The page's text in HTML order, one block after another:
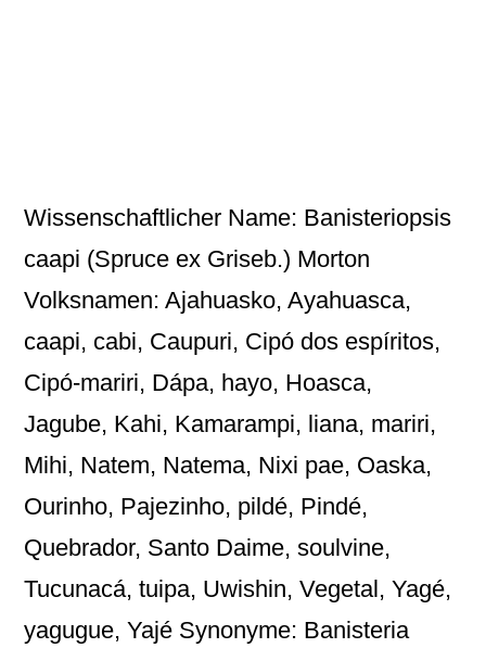
Wissenschaftlicher Name: Banisteriopsis
caapi (Spruce ex Griseb.) Morton
Volksnamen: Ajahuasko, Ayahuasca,
caapi, cabi, Caupuri, Cipó dos espíritos,
Cipó-mariri, Dápa, hayo, Hoasca,
Jagube, Kahi, Kamarampi, liana, mariri,
Mihi, Natem, Natema, Nixi pae, Oaska,
Ourinho, Pajezinho, pildé, Pindé,
Quebrador, Santo Daime, soulvine,
Tucunacá, tuipa, Uwishin, Vegetal, Yagé,
yagugue, Yajé Synonyme: Banisteria